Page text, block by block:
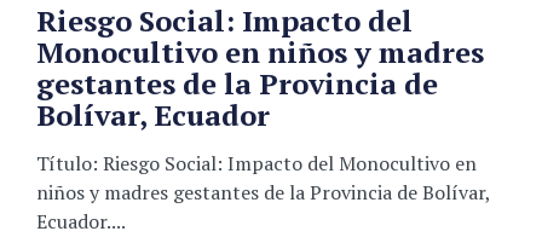
Riesgo Social: Impacto del
Monocultivo en niños y madres
gestantes de la Provincia de
Bolívar, Ecuador
Título: Riesgo Social: Impacto del Monocultivo en
niños y madres gestantes de la Provincia de Bolívar,
Ecuador....